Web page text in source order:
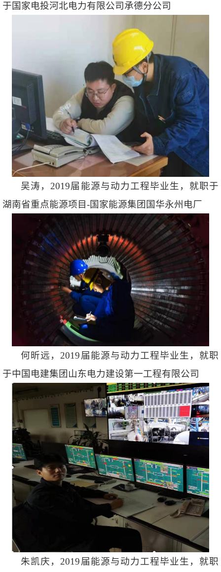
于国家电投河北电力有限公司承德分公司
吴涛，2019届能源与动力工程毕业生，就职于
湖南省重点能源项目-国家能源集团国华永州电厂
何昕远，2019届能源与动力工程毕业生，就职
于中国电建集团山东电力建设第一工程有限公司
朱凯庆，2019届能源与动力工程毕业生，就职